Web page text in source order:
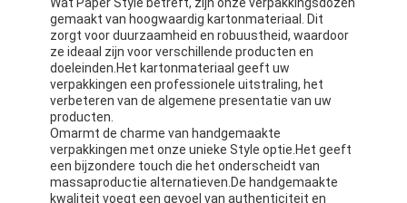
gemaakt van hoogwaardig kartonmateriaal. Dit
zorgt voor duurzaamheid en robuustheid, waardoor
ze ideaal zijn voor verschillende producten en
doeleinden.Het kartonmateriaal geeft uw
verpakkingen een professionele uitstraling, het
verbeteren van de algemene presentatie van uw
producten.
Omarmt de charme van handgemaakte
verpakkingen met onze unieke Style optie.Het geeft
een bijzondere touch die het onderscheidt van
massaproductie alternatieven.De handgemaakte
kwaliteit voegt een gevoel van authenticiteit en